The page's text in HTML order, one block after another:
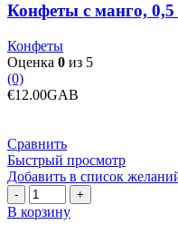
Конфеты с манго, 0,5
Конфеты
Оценка 0 из 5
(0)
€12.00GAB
Сравнить
Быстрый просмотр
Добавить в список
Количество
товара
Конфеты
В корзину